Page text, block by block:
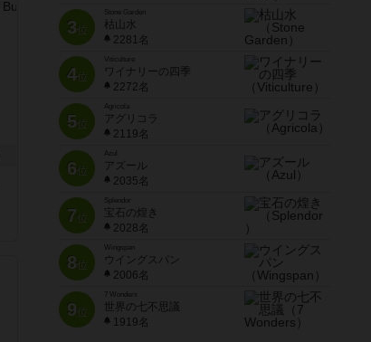
3位
Stone Garden
枯山水
2281名
4位
Viticulture
ワイナリーの四季
2272名
5位
Agricola
アグリコラ
2119名
6位
Azul
アズール
2035名
7位
宝石の煌き
2028名
8位
Wingspan
ウイングスパン
2006名
9位
7 Wonders
世界の七不思議
1919名